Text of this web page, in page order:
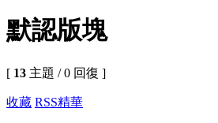
默認版塊
[ 13 主題 / 0 回復 ]
收藏 RSS精華